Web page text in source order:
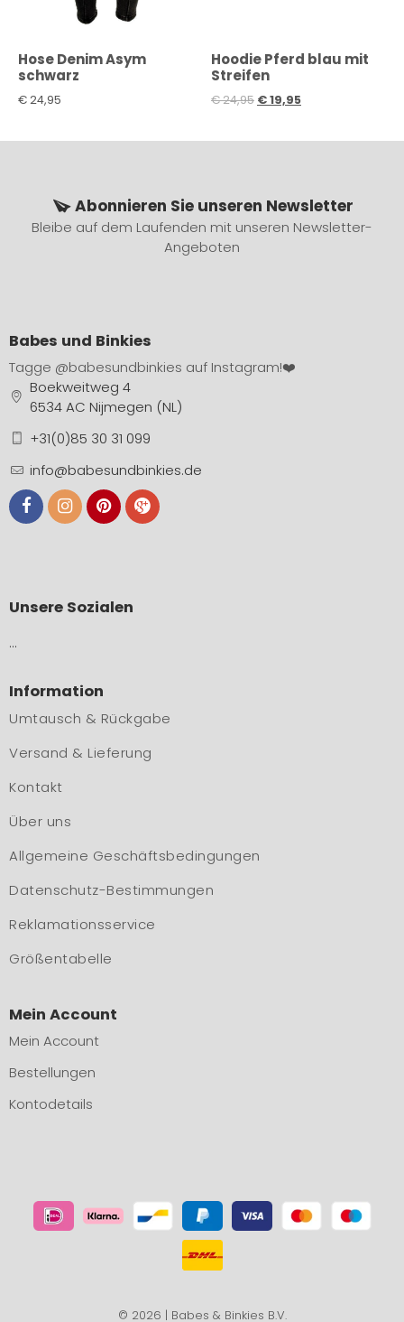
Hose Denim Asym
schwarz
€24,95
Hoodie Pferd blau mit
Streifen
€24,95 €19,95
Abonnieren Sie unseren Newsletter
Bleibe auf dem Laufenden mit unseren Newsletter-
Angeboten
Babes und Binkies
Tagge @babesundbinkies auf Instagram!❤️
Boekweitweg 4
6534 AC Nijmegen (NL)
+31(0)85 30 31 099
info@babesundbinkies.de
Unsere Sozialen
…
Information
Umtausch & Rückgabe
Versand & Lieferung
Kontakt
Über uns
Allgemeine Geschäftsbedingungen
Datenschutz-Bestimmungen
Reklamationsservice
Größentabelle
Mein Account
Mein Account
Bestellungen
Kontodetails
© 2026 | Babes & Binkies B.V.